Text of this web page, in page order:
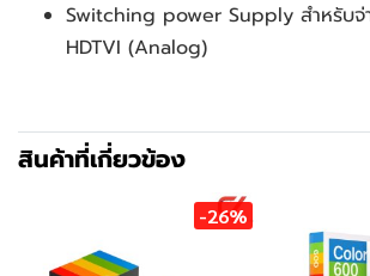
Switching power Supply สำหรับจ่
HDTVI (Analog)
สินค้าที่เกี่ยวข้อง
-26%